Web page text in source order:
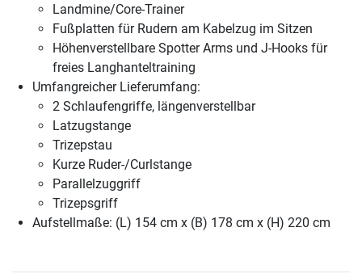
Landmine/Core-Trainer
Fußplatten für Rudern am Kabelzug im Sitzen
Höhenverstellbare Spotter Arms und J-Hooks für
freies Langhanteltraining
Umfangreicher Lieferumfang:
2 Schlaufengriffe, längenverstellbar
Latzugstange
Trizepstau
Kurze Ruder-/Curlstange
Parallelzuggriff
Trizepsgriff
Aufstellmaße: (L) 154 cm x (B) 178 cm x (H) 220 cm